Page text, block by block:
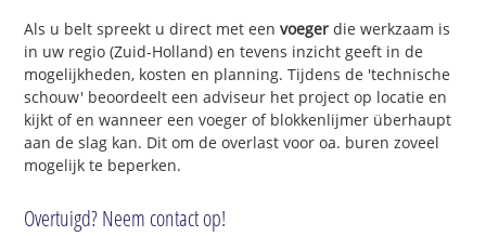
Als u belt spreekt u direct met eenvoeger die werkzaam is
in uw regio (Zuid-Holland) en tevens inzicht geeft in de
mogelijkheden, kosten en planning. Tijdens de 'technische
schouw' beoordeelt een adviseur het project op locatie en
kijkt of en wanneer een voeger of blokkenlijmer überhaupt
aan de slag kan. Dit om de overlast voor oa. buren zoveel
mogelijk te beperken.
Overtuigd? Neem contact op!